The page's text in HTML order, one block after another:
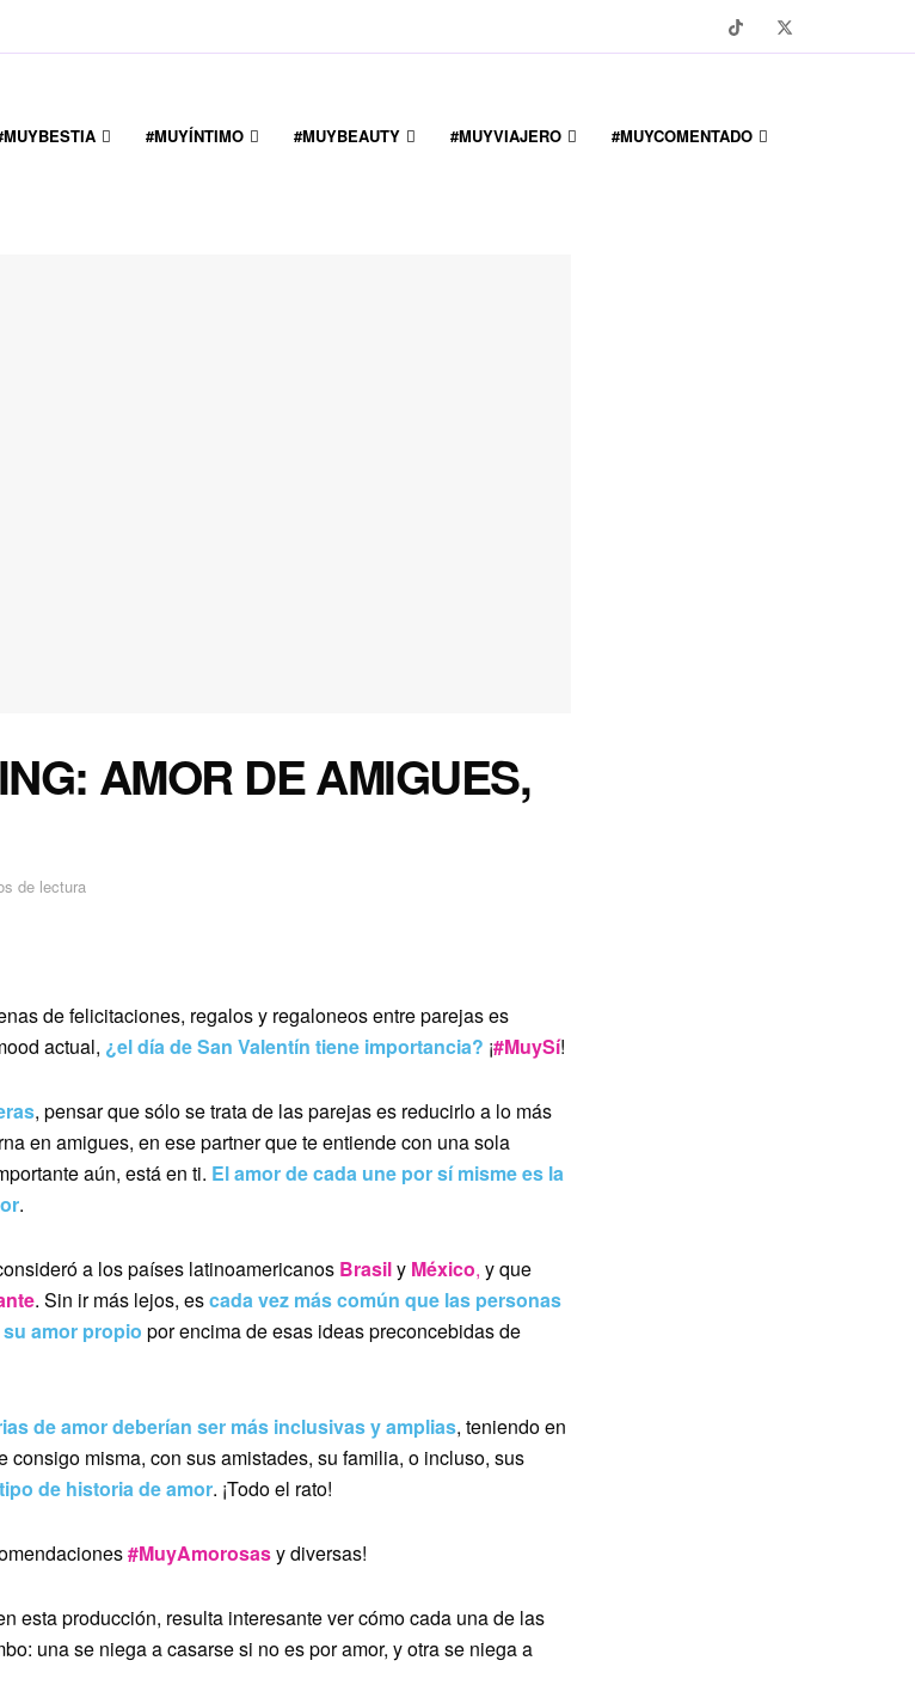
#MUYÍNTIMO #MUYBEAUTY #MUYVIAJERO #MUYCOMENTADO
AMOR DE AMIGUES,
de lectura
de felicitaciones, regalos y regaloneos entre parejas es
actual, ¿el día de San Valentín tiene importancia? ¡#MuySí!
, pensar que sólo se trata de las parejas es reducirlo a lo más
en amigues, en ese partner que te entiende con una sola
aún, está en ti. El amor de cada une por sí misme es la
.
a los países latinoamericanos Brasily México, y que
. Sin ir más lejos, escada vez más común que las personas
amor propio por encima de esas ideas preconcebidas de
de amor deberían ser más inclusivas y amplias, teniendo en
misma, con sus amistades, su familia, o incluso, sus
de historia de amor. ¡Todo el rato!
#MuyAmorosasy diversas!
esta producción, resulta interesante ver cómo cada una de las
una se niega a casarse si no es por amor, y otra se niega a